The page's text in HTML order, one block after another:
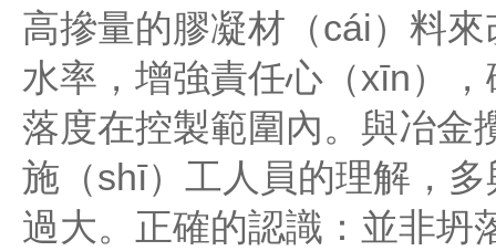
高摻量的膠凝材（cái）料
水率，增強責任心（xīn）
落度在控製範圍內。與冶金
施（shī）工人員的理解，
過大。正確的認識：並非坍